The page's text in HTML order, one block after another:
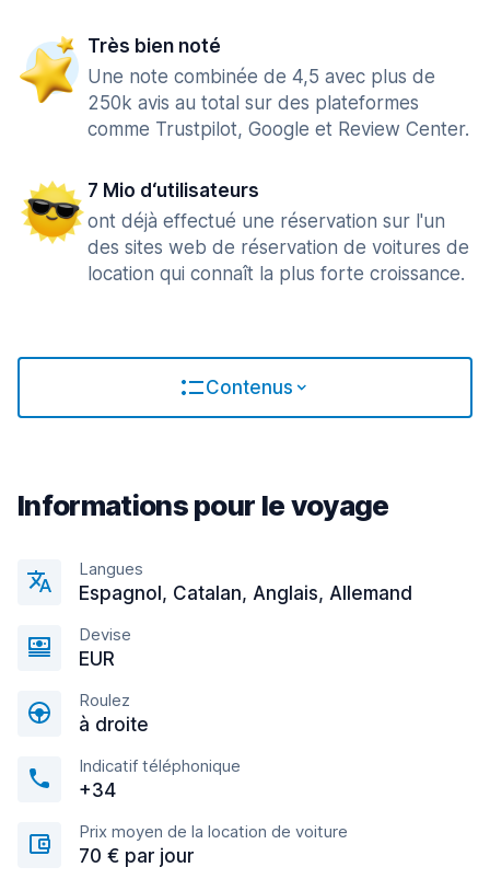
Très bien noté
Une note combinée de 4,5 avec plus de
250k avis au total sur des plateformes
comme Trustpilot, Google et Review Center.
7 Mio d‘utilisateurs
ont déjà effectué une réservation sur l'un
des sites web de réservation de voitures de
location qui connaît la plus forte croissance.
Contenus
Informations pour le voyage
Langues
Espagnol, Catalan, Anglais, Allemand
Devise
EUR
Roulez
à droite
Indicatif téléphonique
+34
Prix moyen de la location de voiture
70 € par jour